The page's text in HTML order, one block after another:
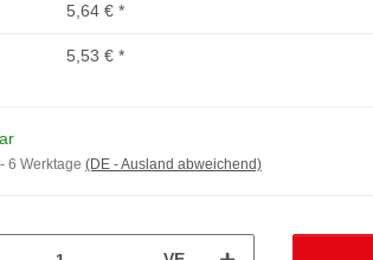
5,64 € *
5,53 € *
6 Werktage (DE - Ausland abweichend)